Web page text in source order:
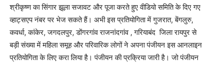
श्रीकृष्ण का सिंगार झूला सजावट और पूजा करते हुए वीडियो समिति के दिए गए
व्हाट्सएप नंबर पर भेज सकते हैं। अभी इस प्रतियोगिता में गुजरात, बेंगलुरु,
कवर्धा, कांकेर, जगदलपुर, डोंगरगांव राजनांदगांव , गरियाबंद जिला रायपुर से
बड़ी संख्या में महिला समूह और परिवारिक लोगों ने अपना पंजीयन इस आनलाइन
प्रतियोगिता के लिए करा लिया है। पंजीयन की प्रक्रिया जारी है। जो पंजीयन